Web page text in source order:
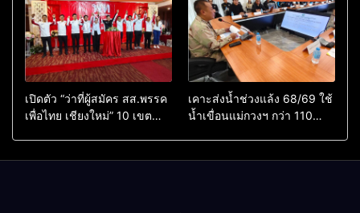
เปิดตัว “ว่าที่ผู้สมัคร สส.พรรค
เพื่อไทย เชียงใหม่” 10 เขต
เคาะส่งน้ำช่วงแล้ง 68/69 ใช้
น้ำเขื่อนแม่กวงฯ กว่า 110